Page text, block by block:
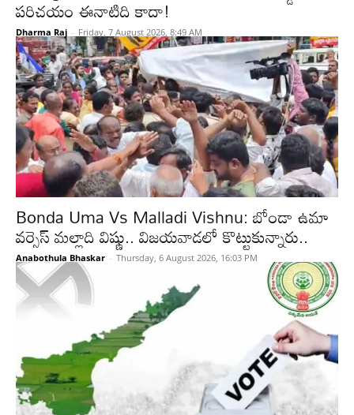
పరిచయం ఈనాటిది కాదా!
Dharma Raj - Friday, 7 August 2026, 8:49 AM
Bonda Uma Vs Malladi Vishnu: బోండా ఉమా
వర్సెస్ మల్లాది విష్ణు.. విజయవాడలో కొట్టుకున్నారు..
Anabothula Bhaskar - Thursday, 6 August 2026, 16:03 PM